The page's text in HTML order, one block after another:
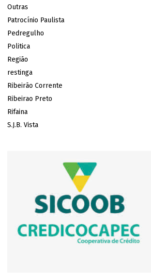
Outras
Patrocínio Paulista
Pedregulho
Politica
Região
restinga
Ribeirão Corrente
Ribeirao Preto
Rifaina
S.J.B. Vista